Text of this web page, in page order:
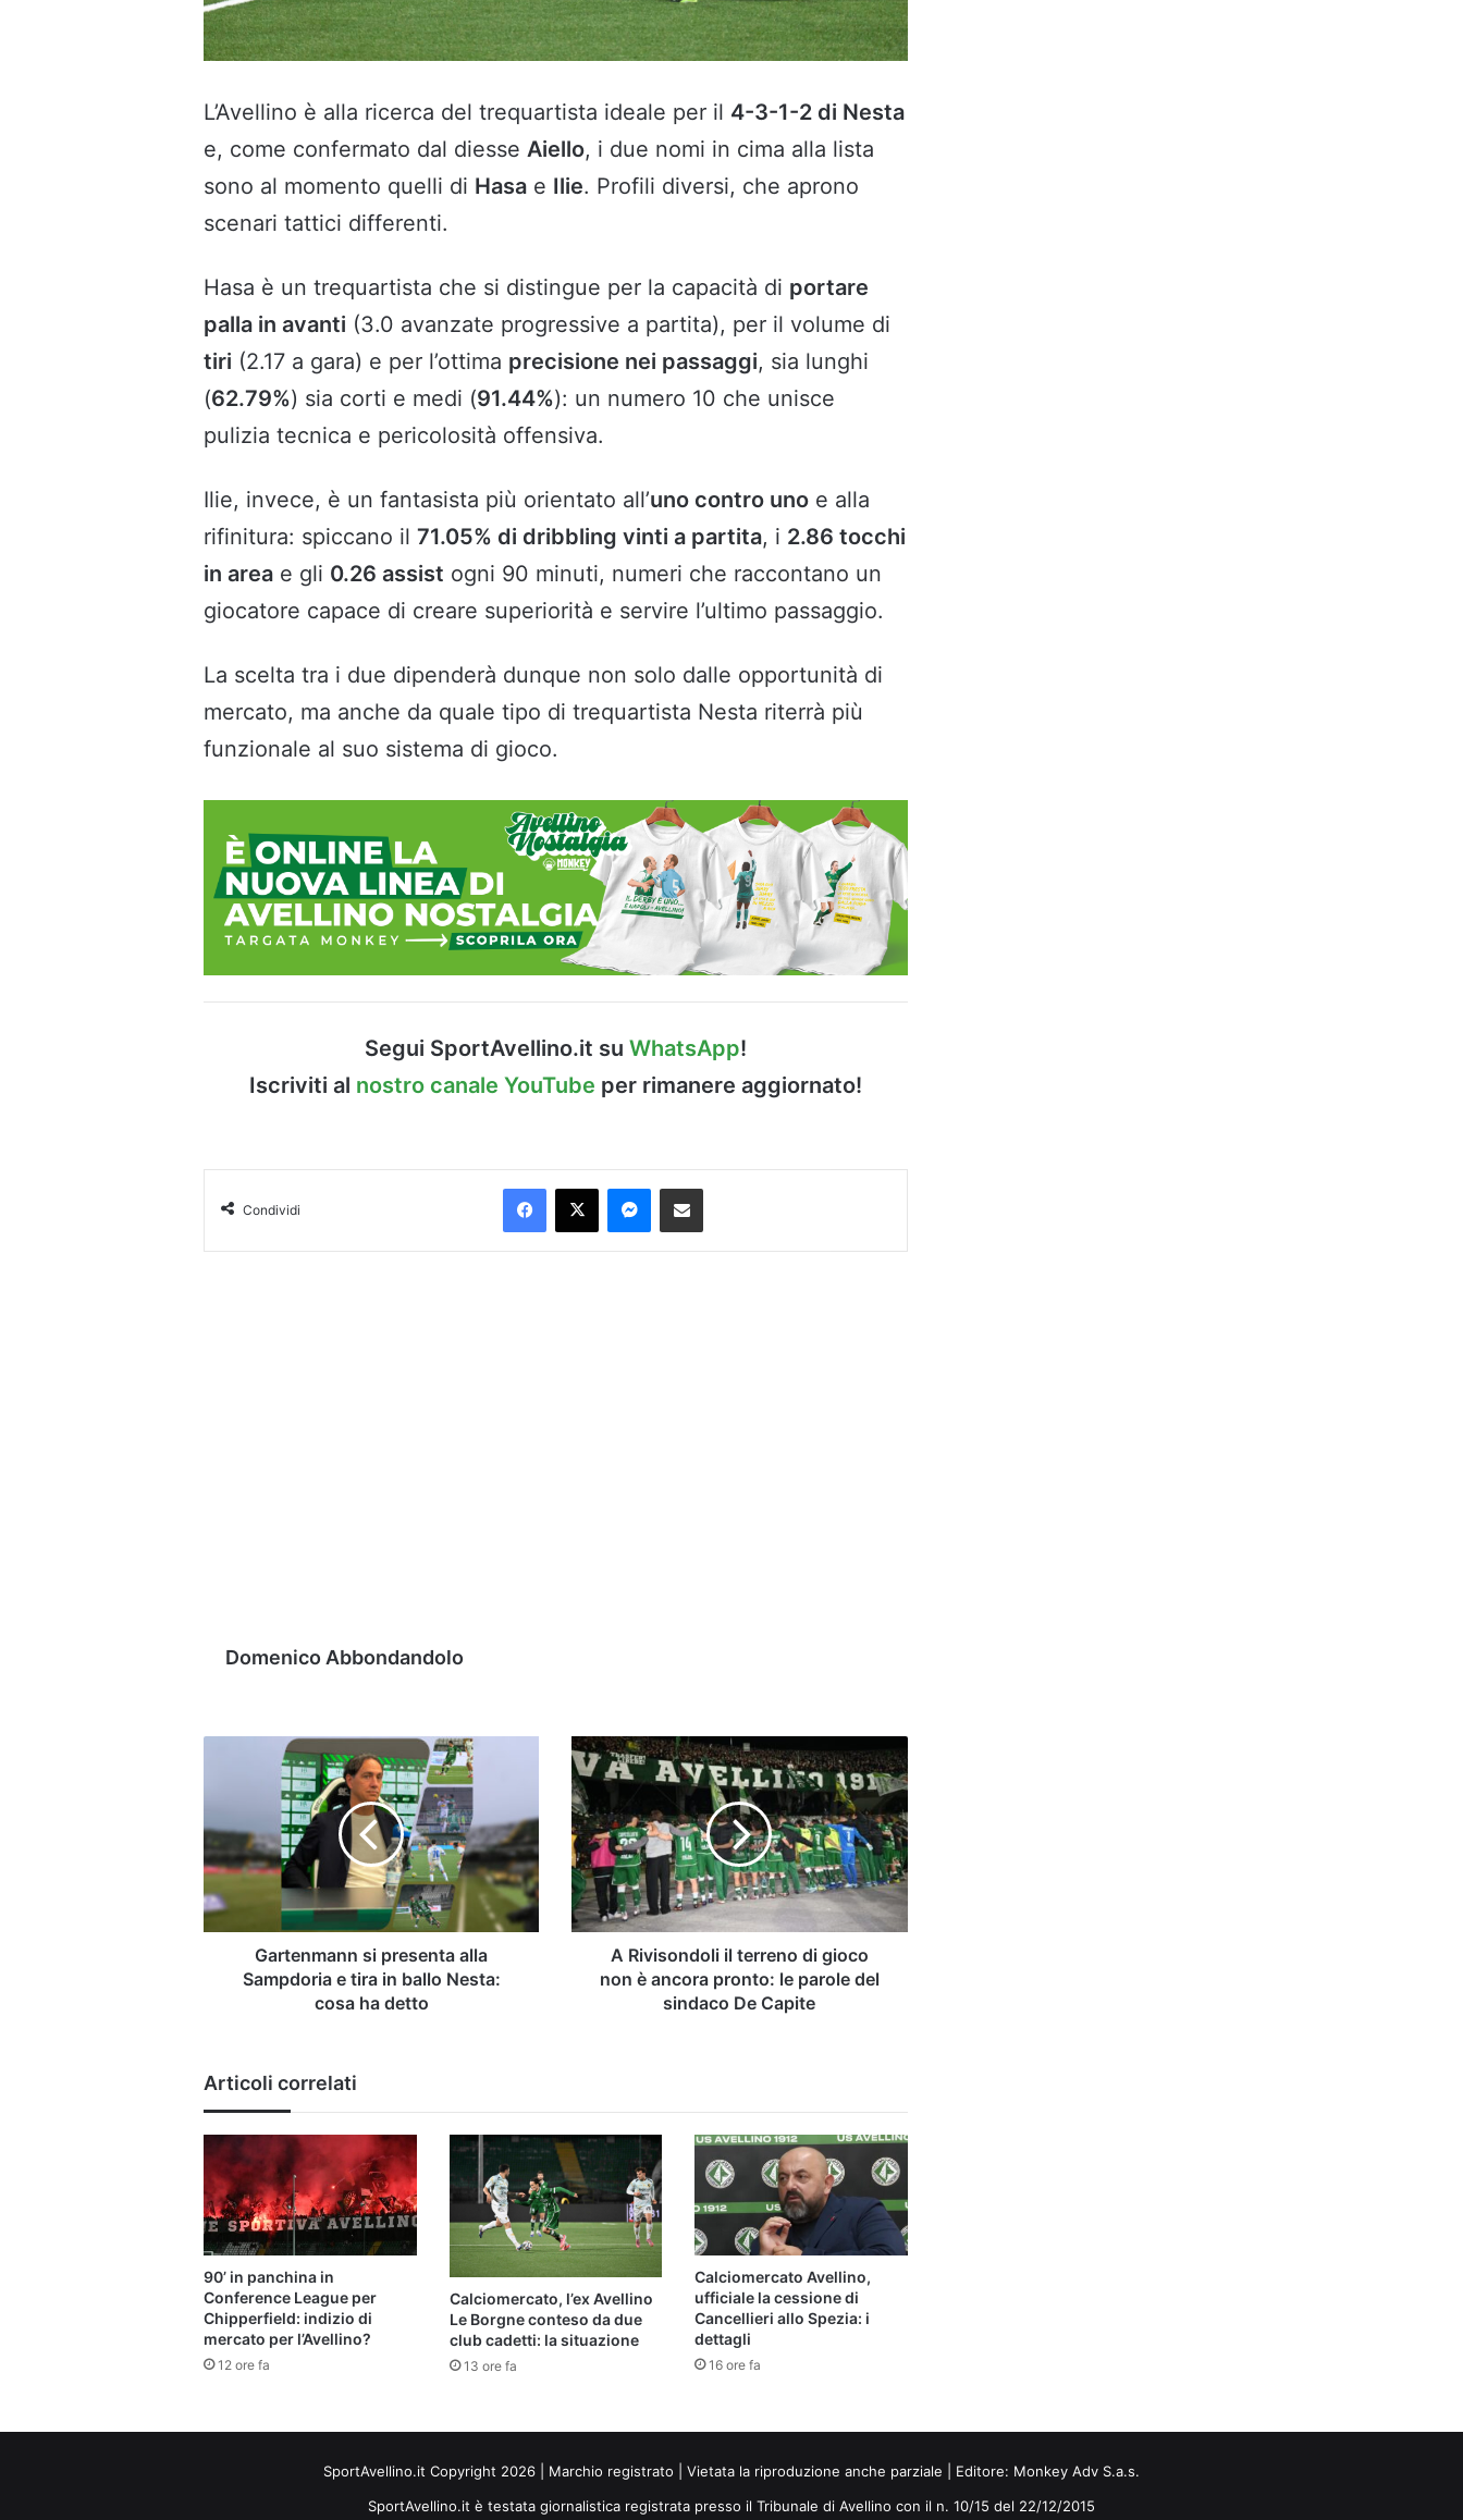
L’Avellino è alla ricerca del trequartista ideale per il 4-3-1-2 di Nesta
e, come confermato dal diesse Aiello, i due nomi in cima alla lista
sono al momento quelli di Hasa e Ilie. Profili diversi, che aprono
scenari tattici differenti.
Hasa è un trequartista che si distingue per la capacità di portare
palla in avanti (3.0 avanzate progressive a partita), per il volume di
tiri (2.17 a gara) e per l’ottima precisione nei passaggi, sia lunghi
(62.79%) sia corti e medi (91.44%): un numero 10 che unisce
pulizia tecnica e pericolosità offensiva.
Ilie, invece, è un fantasista più orientato all’uno contro uno e alla
rifinitura: spiccano il 71.05% di dribbling vinti a partita, i 2.86 tocchi
in area e gli 0.26 assist ogni 90 minuti, numeri che raccontano un
giocatore capace di creare superiorità e servire l’ultimo passaggio.
La scelta tra i due dipenderà dunque non solo dalle opportunità di
mercato, ma anche da quale tipo di trequartista Nesta riterrà più
funzionale al suo sistema di gioco.
Segui SportAvellino.it su WhatsApp!
Iscriviti al nostro canale YouTube per rimanere aggiornato!
Condividi
Facebook
X Messenger
Condividi via Email
Domenico Abbondandolo
Gartenmann
Sampdoria
e
in
ballo
Gartenmann si presenta alla
Sampdoria e tira in ballo Nesta:
cosa ha detto
A
Rivisondoli
il
terreno
di
gioco
non
è
ancora
pronto:A Rivisondoli il terreno di gioco
non è ancora pronto: le parole del
sindaco De Capite
Articoli correlati
90’ in panchina in
Conference League per
Chipperfield: indizio di
mercato per l’Avellino?
12 ore fa
Calciomercato, l’ex Avellino
Le Borgne conteso da due
club cadetti: la situazione
13 ore fa
Calciomercato Avellino,
ufficiale la cessione di
Cancellieri allo Spezia: i
dettagli
16 ore fa
SportAvellino.it Copyright 2026 | Marchio registrato | Vietata la riproduzione anche parziale | Editore: Monkey Adv S.a.s.
SportAvellino.it è testata giornalistica registrata presso il Tribunale di Avellino con il n. 10/15 del 22/12/2015